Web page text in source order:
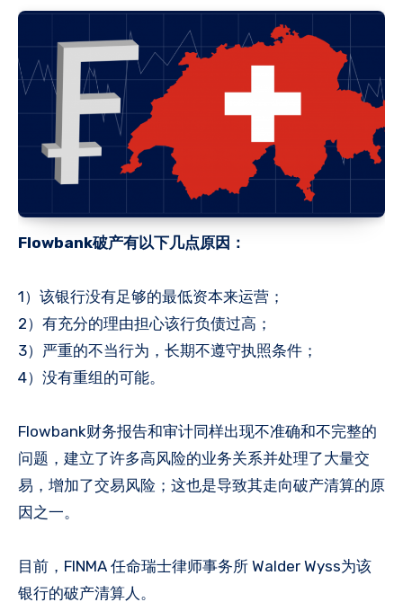
Flowbank破产有以下几点原因：
1）该银行没有足够的最低资本来运营；
2）有充分的理由担心该行负债过高；
3）严重的不当行为，长期不遵守执照条件；
4）没有重组的可能。
Flowbank财务报告和审计同样出现不准确和不完整的
问题，建立了许多高风险的业务关系并处理了大量交
易，增加了交易风险；这也是导致其走向破产清算的原
因之一。
目前，FINMA 任命瑞士律师事务所 Walder Wyss为该
银行的破产清算人。